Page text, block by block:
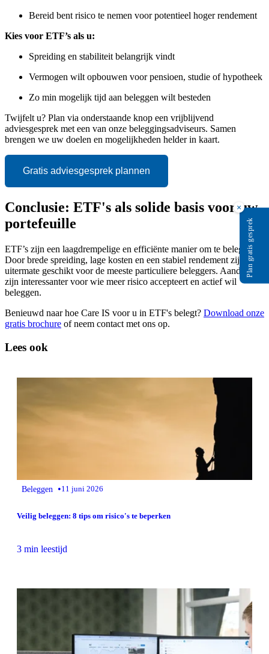
Bereid bent risico te nemen voor potentieel hoger rendement
Kies voor ETF’s als u:
Spreiding en stabiliteit belangrijk vindt
Vermogen wilt opbouwen voor pensioen, studie of hypotheek
Zo min mogelijk tijd aan beleggen wilt besteden
Twijfelt u? Plan via onderstaande knop een vrijblijvend
adviesgesprek met een van onze beleggingsadviseurs. Samen
brengen we uw doelen en mogelijkheden helder in kaart.
Gratis adviesgesprek plannen
Conclusie: ETF's als solide basis voor uw
portefeuille
ETF’s zijn een laagdrempelige en efficiënte manier om te beleggen.
Door brede spreiding, lage kosten en een stabiel rendement zijn ze
uitermate geschikt voor de meeste particuliere beleggers. Aandelen
zijn interessanter voor wie meer risico accepteert en actief wil
beleggen.
Benieuwd naar hoe Care IS voor u in ETF's belegt? Download onze
gratis brochure of neem contact met ons op.
Lees ook
Beleggen •11 juni 2026
Veilig beleggen: 8 tips om risico's te beperken
3 min leestijd
×
Plan gratis gesprek